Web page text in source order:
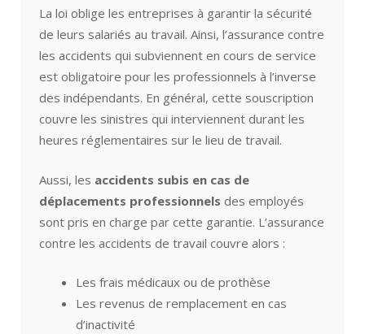
La loi oblige les entreprises à garantir la sécurité
de leurs salariés au travail. Ainsi, l’assurance contre
les accidents qui subviennent en cours de service
est obligatoire pour les professionnels à l’inverse
des indépendants. En général, cette souscription
couvre les sinistres qui interviennent durant les
heures réglementaires sur le lieu de travail.
Aussi, les accidents subis en cas de
déplacements professionnels des employés
sont pris en charge par cette garantie. L’assurance
contre les accidents de travail couvre alors :
Les frais médicaux ou de prothèse
Les revenus de remplacement en cas
d’inactivité